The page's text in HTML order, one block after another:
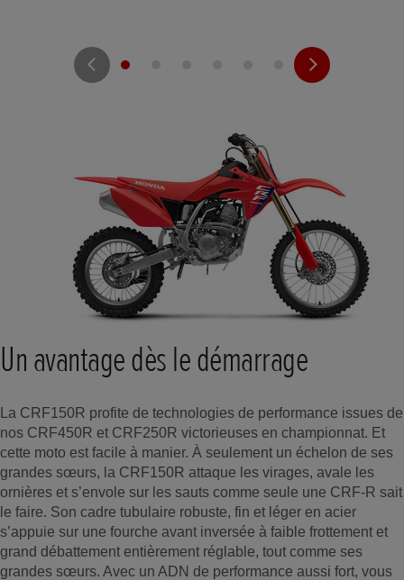
Un avantage dès le démarrage
La CRF150R profite de technologies de performance issues de
nos CRF450R et CRF250R victorieuses en championnat. Et
cette moto est facile à manier. À seulement un échelon de ses
grandes sœurs, la CRF150R attaque les virages, avale les
ornières et s’envole sur les sauts comme seule une CRF-R sait
le faire. Son cadre tubulaire robuste, fin et léger en acier
s’appuie sur une fourche avant inversée à faible frottement et
grand débattement entièrement réglable, tout comme ses
grandes sœurs. Avec un ADN de performance aussi fort, vous